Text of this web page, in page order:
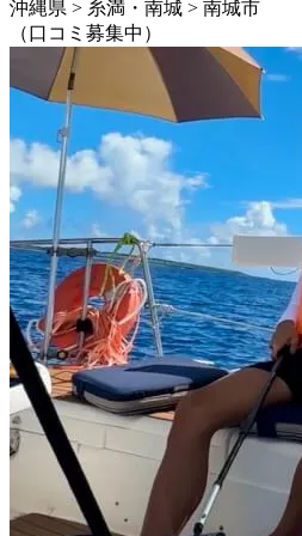
沖縄県 > 糸満・南城 > 南城市
（口コミ募集中）